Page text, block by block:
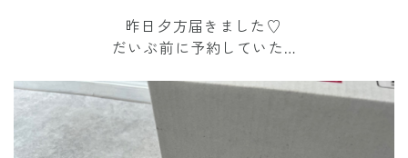
昨日夕方届きました♡
だいぶ前に予約していた…